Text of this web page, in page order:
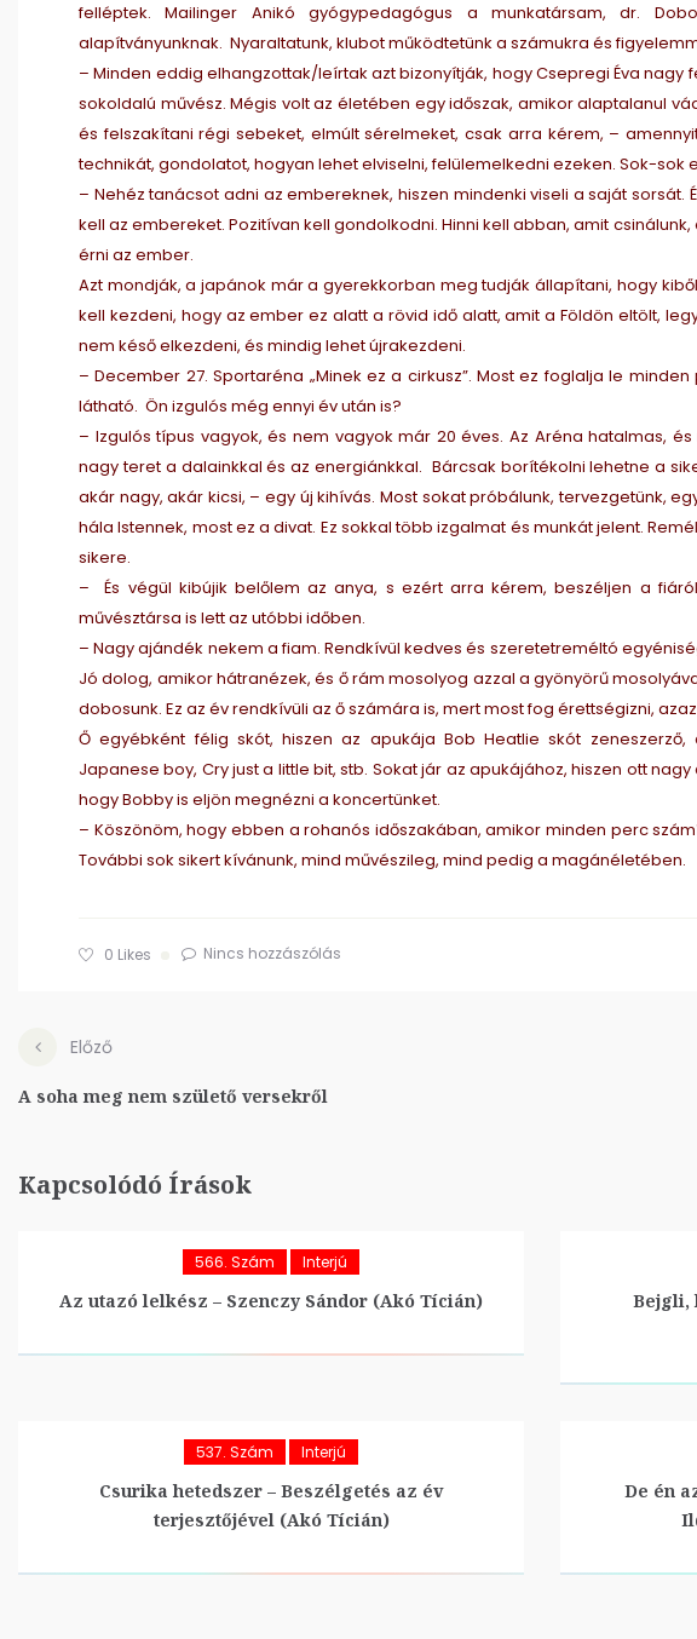
felléptek. Mailinger Anikó gyógypedagógus a munkatársam, dr.
alapítványunknak. Nyaraltatunk, klubot működtetünk a számukra és
– Minden eddig elhangzottak/leírtak azt bizonyítják, hogy Csepregi Éva nagy
sokoldalú művész. Mégis volt az életében egy időszak, amikor alaptalanul
és felszakítani régi sebeket, elmúlt sérelmeket, csak arra kérem, –
technikát, gondolatot, hogyan lehet elviselni, felülemelkedni ezeken. Sok-sok
– Nehéz tanácsot adni az embereknek, hiszen mindenki viseli a saját sorsát.
kell az embereket. Pozitívan kell gondolkodni. Hinni kell abban, amit
érni az ember.
Azt mondják, a japánok már a gyerekkorban meg tudják állapítani, hogy
kell kezdeni, hogy az ember ez alatt a rövid idő alatt, amit a Földön eltölt,
nem késő elkezdeni, és mindig lehet újrakezdeni.
– December 27. Sportaréna „Minek ez a cirkusz”. Most ez foglalja le
látható. Ön izgulós még ennyi év után is?
– Izgulós típus vagyok, és nem vagyok már 20 éves. Az Aréna hatalmas,
nagy teret a dalainkkal és az energiánkkal. Bárcsak borítékolni lehetne a
akár nagy, akár kicsi, – egy új kihívás. Most sokat próbálunk, tervezgetünk,
hála Istennek, most ez a divat. Ez sokkal több izgalmat és munkát jelent.
sikere.
– És végül kibújik belőlem az anya, s ezért arra kérem, beszéljen a
művésztársa is lett az utóbbi időben.
– Nagy ajándék nekem a fiam. Rendkívül kedves és szeretetreméltó
Jó dolog, amikor hátranézek, és ő rám mosolyog azzal a gyönyörű
dobosunk. Ez az év rendkívüli az ő számára is, mert most fog érettségizni,
Ő egyébként félig skót, hiszen az apukája Bob Heatlie skót
Japanese boy, Cry just a little bit, stb. Sokat jár az apukájához, hiszen ott
hogy Bobby is eljön megnézni a koncertünket.
– Köszönöm, hogy ebben a rohanós időszakában, amikor minden perc
További sok sikert kívánunk, mind művészileg, mind pedig a magánéletében.
0 Likes Nincs hozzászólás
Előző
A soha meg nem születő versekről
Kapcsolódó Írások
566. Szám Interjú
Az utazó lelkész – Szenczy Sándor (Akó Tícián)
Bejgli,
537. Szám Interjú
Csurika hetedszer – Beszélgetés az év
terjesztőjével (Akó Tícián)
De én